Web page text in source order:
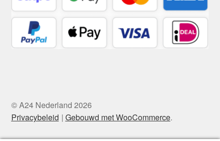
© A24 Nederland 2026
Privacybeleid
Gebouwd met WooCommerce.